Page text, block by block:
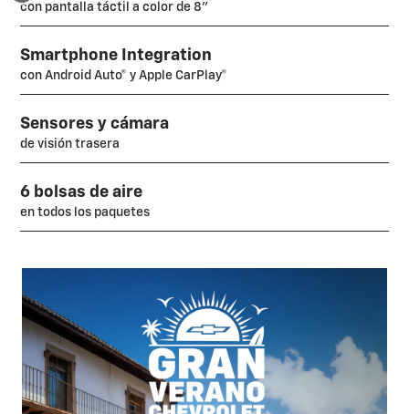
con pantalla táctil a color de 8"
Smartphone Integration
con Android Auto® y Apple CarPlay®
Sensores y cámara
de visión trasera
6 bolsas de aire
en todos los paquetes